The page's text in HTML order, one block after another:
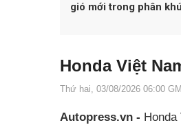
gió mới trong phân
Honda Việt
Thứ hai, 03/08/2026 06:00
Autopress.vn -